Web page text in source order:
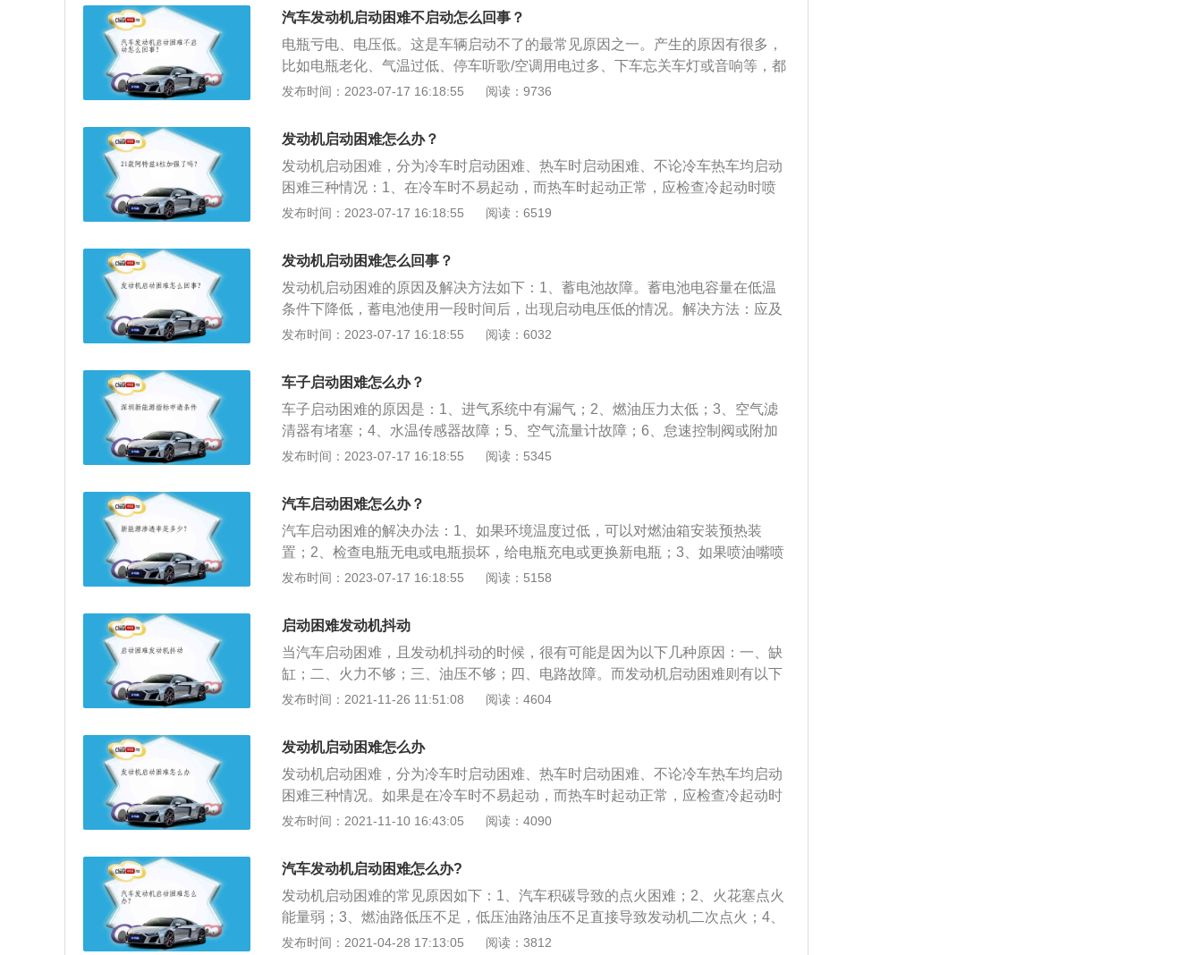
流动性。解决方法：放出油箱和燃油滤清器中所有燃油。8、转速信号系统故
障。发动机转速和曲轴位置传感器在发动机工作时检测其转速信号、提供曲轴位
置信号，并作为控制系统进行各项控制的主要依据和基础。如果传感器或其线路
出现故障，电控单元不能接收到速度信号和曲轴位置信号，就无法正确地控制燃
维修转速信号系统。9、燃油泵及控制电路故障，如果燃油泵或控制电路出现故
障，也会造成供油系统没有燃油压力，即使喷油器工作正常，燃油也不能正常喷
射。解决方法：维修燃油泵及控制电路。10、蓄电池电压过低。由于电池老旧导
致蓄电池电压过低，无法正常启动发动机。解决方法：需要去专业维修点调整蓄
电池电压或更换蓄电池。
合或者有人恶作剧，不过这种情况也比较好排查，及时清理排气管异物即可。
5、燃油路低压不足：低压油路油压不足直接导致发动机二次点火，具体原因为
第一打火不着车是低压油路在建立油压，第二次一次便可着火。具体检查部件：
行检修。6、起动机继电器没有连接到起动机电磁开关电路或是起动继电器发
动发动机。7、发动机正时不对，发动机正时不匹配发动机肯定不能着车，而且
很多汽车发动机都是采用正时皮带的形式，正时皮带本身并没有什么劣势，只是
某些型号的发动机更换发电机皮带时可能造成跳齿，从而造成不着车。需要到专
业维修点进行调整或重新更换正时皮带。
启动困难可能是因为电瓶亏电，需要给汽车充电。5、更换气门座圈。气门座圈
磨损严重，导致气门不密封，需要更换新的气门座圈。6、更换进气软管。检查
空气流量计后面的进气软管是否破裂，如果进气软管破裂，需要更换新的进气软
管。7、更换空气流量计。如果空气流量计有开裂的现象，就会影响空气流量计
的输出信号，需要更换新的空气流量计。8、更换燃油泵滤网。燃油泵滤网堵塞
洗喷油嘴。喷油嘴堵塞也会导致汽车启动困难，如果发现喷油嘴堵塞，需要及时
清理喷油嘴。10、更换水温传感器。水温传感器出现故障，会影响ecu对喷油量
的修正，导致车辆启动困难，需要更换水温传感器。
汽车发动机启动困难不启动怎么回事？
电瓶亏电、电压低。这是车辆启动不了的最常见原因之一。产生的原因有很多，
比如电瓶老化、气温过低、停车听歌/空调用电过多、下车忘关车灯或音响等，都
可能导致电瓶的电压不足以启动电机。判断的依据是车灯暗淡，启动时电机无声
电线，或者找邻居借用，并请其他车帮忙搭电，启动车辆。如果此方法行不通，
那就求助附近的维修店。最后的办法则是使用保险公司附赠的免费救援，既省
钱，又省力。
发布时间：2023-07-17 16:18:55 阅读：9736
发动机启动困难怎么办？
发动机启动困难，分为冷车时启动困难、热车时启动困难、不论冷车热车均启动
困难三种情况：1、在冷车时不易起动，而热车时起动正常，应检查冷起动时喷
油器工作是否正常。2、在热车状态下不易起动，应检查在点火开关关闭后，燃
发动机起动困难是指起动机能带动发动机按正常速度转动，有明显着车征兆，但
不能起动，或需要连续多次起动或长时间转动发动机才能起动。
发布时间：2023-07-17 16:18:55 阅读：6519
发动机启动困难怎么回事？
发动机启动困难的原因及解决方法如下：1、蓄电池故障。蓄电池电容量在低温
条件下降低，蓄电池使用一段时间后，出现启动电压低的情况。解决方法：应及
时补充蓄电池电解液或更换新的蓄电池。2、机油流速变慢。气温较低时车内机
应使用冬季专用机油。3、排气管冻结或者气门积碳过多。开车时发动机做内燃
运动产生水汽，造成某个部位凝结；气门积碳过多堵塞节气门。解决方法：建议
定期清洗节气门。4、发动机故障。发动机严重磨损时，密封性下降、气缸压力
不足等情况，也会导致启动困难。解决方法：拧出火花塞，擦掉电极间的油污后
装回启动。
发布时间：2023-07-17 16:18:55 阅读：6032
车子启动困难怎么办？
车子启动困难的原因是：1、进气系统中有漏气；2、燃油压力太低；3、空气滤
清器有堵塞；4、水温传感器故障；5、空气流量计故障；6、怠速控制阀或附加
空气阀故障；7、冷启动喷油器不工作；8、喷油器漏油；9、点火正时不正确；1
方法是：1、检查蓄电池状态；2、换合适的机油；3、及时更换火花塞。热车的
方法是：1、发动后30秒至1分钟后上路；2、保持在低车速行驶；3、引擎温度上
升至正常工作温度后正常开车即可。
发布时间：2023-07-17 16:18:55 阅读：5345
汽车启动困难怎么办？
汽车启动困难的解决办法：1、如果环境温度过低，可以对燃油箱安装预热装
置；2、检查电瓶无电或电瓶损坏，给电瓶充电或更换新电瓶；3、如果喷油嘴喷
射压力不够，可以拆下喷油嘴使用调整垫片来修正喷射压力；4、如果是机油黏
检查进排气门和气门座圈是否磨损或损坏；6、检查并调整活塞顶间隙是否过
大；7、检查电磁阀是否得电，得电不动作则更换电磁阀，不得电则检查电路问
题。
发布时间：2023-07-17 16:18:55 阅读：5158
启动困难发动机抖动
当汽车启动困难，且发动机抖动的时候，很有可能是因为以下几种原因：一、缺
缸；二、火力不够；三、油压不够；四、电路故障。而发动机启动困难则有以下
两种类型：一种是发动机启动性逐渐地变坏，启动时间越来越长；另一种是发动
4S店检查清楚。如果汽车启动困难且发动机还抖动，车主应作出以下几个步骤：
一、检查高压线是否老化或脱线、火嘴是否失效或火力不够（正常呈蓝色火
焰）、喷油嘴是否阻塞等。如果是，则应进行对高压线、火嘴、喷油嘴做出对应
的措施，其中更换、清洗等；二、检查点火线圈是否欠压、各火嘴是否失效或火
力是否不够等。如出现以上问题，应检查后更换点火线圈、火嘴或高压线；三、
机电脑板是否有完整的喷油、点火信号输出到执行组件（喷油嘴、点火线圈）。
如果是，应检查后维修或更换电脑板、线束。
发布时间：2021-11-26 11:51:08 阅读：4604
发动机启动困难怎么办
发动机启动困难，分为冷车时启动困难、热车时启动困难、不论冷车热车均启动
困难三种情况。如果是在冷车时不易起动，而热车时起动正常，应检查冷起动时
喷油器工作是否正常。如果是在热车状态下不易起动，应检查在点火开关关闭
因就比较多了。例如进气系统中有漏气；燃油压力太低；空气流量计故障；怠速
控制阀或附加空气阀故障；点火正时不正确；起动开关至电脑的接线断路；气缸
压缩压力太低等等。故障现象为起动时曲轴转动速度正常，但需要较长时间才能
起动，或有明显着车征兆而不能起动。建议直接去4S店或是专业的汽修店，让专
业人士进行检查，确定问题了，再对症修复。附发动机启动困难介绍：发动机起
发布时间：2021-11-10 16:43:05 阅读：4090
汽车发动机启动困难怎么办?
发动机启动困难的常见原因如下：1、汽车积碳导致的点火困难；2、火花塞点火
能量弱；3、燃油路低压不足，低压油路油压不足直接导致发动机二次点火；4、
蓄电池亏电，蓄电池的亏电的故障现象更为常见；5、排气管堵塞；建议去维修
发布时间：2021-04-28 17:13:05 阅读：3812